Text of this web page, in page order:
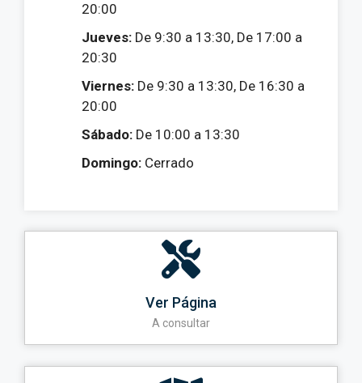
20:00
Jueves: De 9:30 a 13:30, De 17:00 a
20:30
Viernes: De 9:30 a 13:30, De 16:30 a
20:00
Sábado: De 10:00 a 13:30
Domingo: Cerrado
Ver Página
A consultar